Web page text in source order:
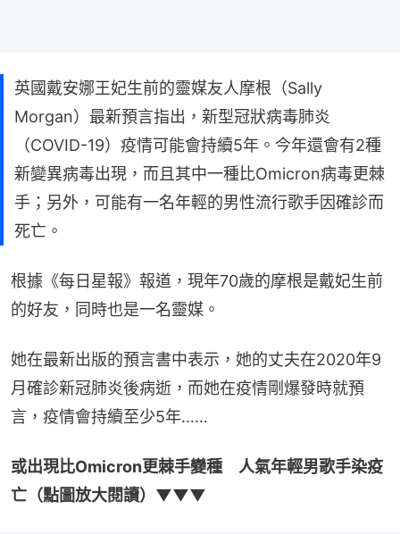
英國戴安娜王妃生前的靈媒友人摩根（Sally
Morgan）最新預言指出，新型冠狀病毒肺炎
（COVID-19）疫情可能會持續5年。今年還會有2種
新變異病毒出現，而且其中一種比Omicron病毒更棘
手；另外，可能有一名年輕的男性流行歌手因確診而
死亡。
根據《每日星報》報道，現年70歲的摩根是戴妃生前
的好友，同時也是一名靈媒。
她在最新出版的預言書中表示，她的丈夫在2020年9
月確診新冠肺炎後病逝，而她在疫情剛爆發時就預
言，疫情會持續至少5年……
或出現比Omicron更棘手變種　人氣年輕男歌手染疫
亡（點圖放大閱讀）▼▼▼